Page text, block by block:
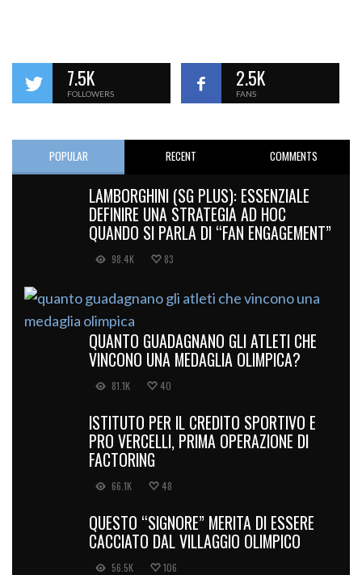
7.5K
FOLLOWERS
2.5K
FANS
POPULAR RECENT COMMENTS
LAMBORGHINI (SG PLUS): ESSENZIALE
DEFINIRE UNA STRATEGIA AD HOC
QUANDO SI PARLA DI “FAN ENGAGEMENT”
98.4K 83
QUANTO GUADAGNANO GLI ATLETI CHE
VINCONO UNA MEDAGLIA OLIMPICA?
81.1K 40
ISTITUTO PER IL CREDITO SPORTIVO E
PRO VERCELLI, PRIMA OPERAZIONE DI
FACTORING
66.1K 48
QUESTO “SIGNORE” MERITA DI ESSERE
CACCIATO DAL VILLAGGIO OLIMPICO
56.5K 106